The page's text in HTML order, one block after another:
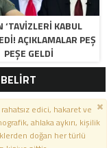
‘TAVIZLERI KABUL
AÇIKLAMALAR PEŞ
PEŞE GELDI
edici, hakaret ve
ahlaka aykırı, kişilik
doğan her türlü